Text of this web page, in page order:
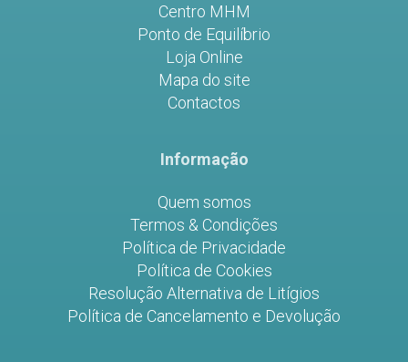
Centro MHM
Ponto de Equilíbrio
Loja Online
Mapa do site
Contactos
Informação
Quem somos
Termos & Condições
Política de Privacidade
Política de Cookies
Resolução Alternativa de Litígios
Política de Cancelamento e Devolução